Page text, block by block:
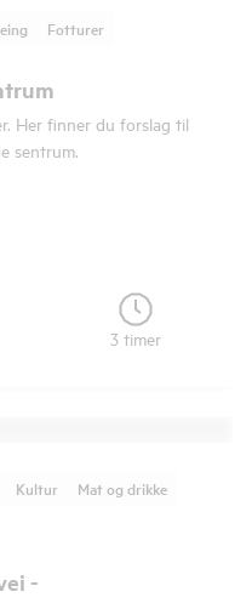
Fotturer
Her finner du forslag til
sentrum.
3 timer
Kultur
Mat og drikke
-